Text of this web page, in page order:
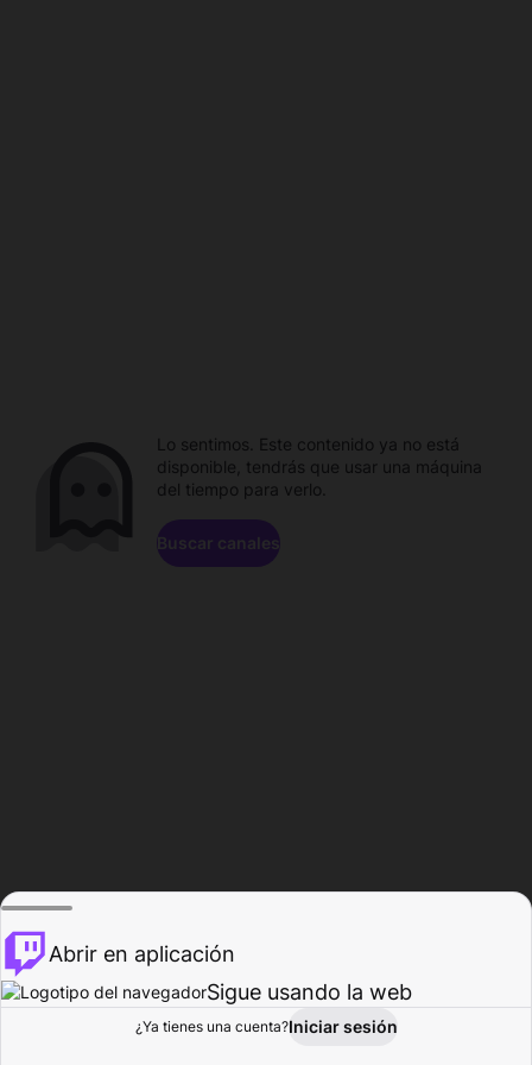
Explorar Actividad
Lo sentimos. Este contenido ya no está
disponible, tendrás que usar una máquina
del tiempo para verlo.
Buscar canales
Abrir en aplicación
Sigue usando la web
¿Ya tienes una cuenta?Iniciar sesión